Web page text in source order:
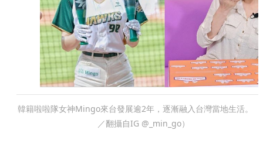
韓籍啦啦隊女神Mingo來台發展逾2年，逐漸融入台灣當地生活。（
／翻攝自IG @_min_go）